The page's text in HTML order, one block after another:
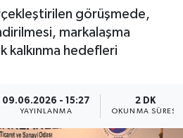
görüşmede,
markalaşma
kalkınma hedefleri
09.06.2026 - 15:27
YAYINLANMA
2 DK
OKUNMA SÜRESI